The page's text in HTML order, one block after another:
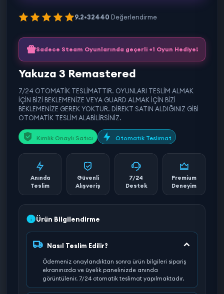
9.2•32440 Değerlendirme
Sadece Steam Oyunlarında geçerli +1 Oyun Hediye!
Yakuza 3 Remastered
7/24 OTOMATİK TESLİMATTIR. OYUNLARI TESLİM ALMAK
İÇİN BİZİ BEKLEMENİZE VEYA GUARD ALMAK İÇİN BİZİ
BEKLEMENİZE GEREK YOKTUR. DİREKT SATIN ALDIĞINIZ GİBİ
OTOMATİK TESLİM ALABİLİRSİNİZ.
Kimlik Onaylı Satıcı Otomatik Teslimat
Anında
Teslim
Güvenli
Alışveriş
7/24
Destek
Premium
Deneyim
Ürün Bilgilendirme
Nasıl Teslim Edilir?
Ödemeniz onaylandıktan sonra ürün bilgileri sipariş
ekranınızda ve üyelik panelinizde anında
görüntülenir. 7/24 otomatik teslimat yapılmaktadır.